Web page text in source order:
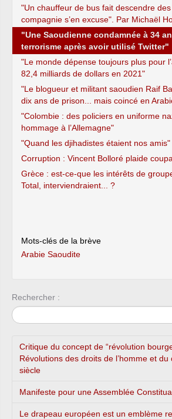
"Un chauffeur de bus fait descendre
compagnie s’en excuse". Par Michaël
"Une Saoudienne condamnée à 34
terrorisme après avoir utilisé Twitter"
"Le monde dépense toujours plus pour
82,4 milliards de dollars en 2021"
"Le blogueur et militant saoudien Raif
dix ans de prison... mais coincé en
"Colombie : des policiers en uniforme
hommage à l’Allemagne"
"Quand les djihadistes étaient nos amis"
Corruption : Vincent Bolloré plaide
Grèce : est-ce-que les intérêts de
Total, interviendraient... ?
Mots-clés de la brève
Arabie Saoudite
Rechercher :
Critique du concept de “révolution
Révolutions des droits de l’homme et
siècle
Manifeste pour une Assemblée
Le drapeau européen est un emblème